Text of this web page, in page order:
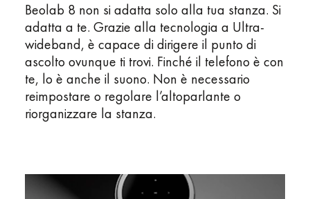
Beolab 8 non si adatta solo alla tua stanza. Si
adatta a te. Grazie alla tecnologia a Ultra-
wideband, è capace di dirigere il punto di
ascolto ovunque ti trovi. Finché il telefono è con
te, lo è anche il suono. Non è necessario
reimpostare o regolare l’altoparlante o
riorganizzare la stanza.